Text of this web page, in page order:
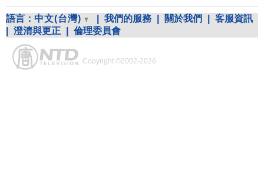
語言： 中文(台灣) 我們的服務 關於我們
客服資訊
澄清與更正 倫理委員會
Copyright ©2002-2026